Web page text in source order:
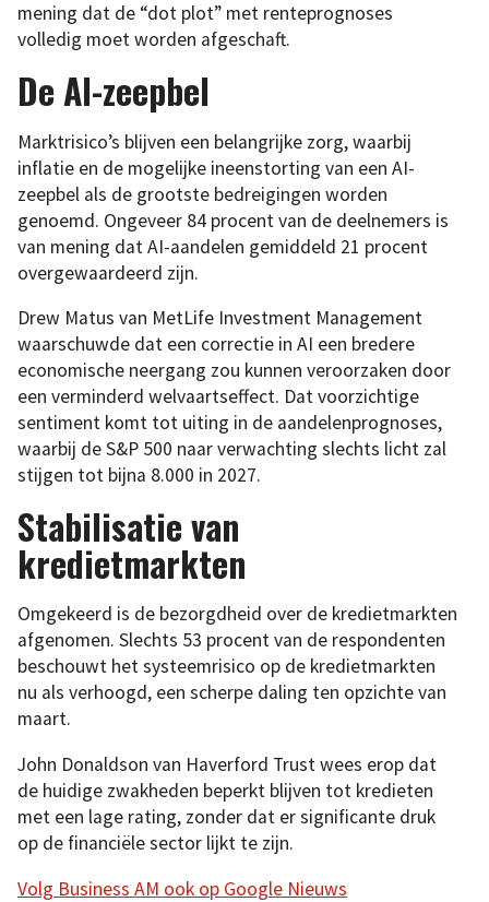
mening dat de “dot plot” met renteprognoses
volledig moet worden afgeschaft.
De AI-zeepbel
Marktrisico’s blijven een belangrijke zorg, waarbij
inflatie en de mogelijke ineenstorting van een AI-
zeepbel als de grootste bedreigingen worden
genoemd. Ongeveer 84 procent van de deelnemers is
van mening dat AI-aandelen gemiddeld 21 procent
overgewaardeerd zijn.
Drew Matus van MetLife Investment Management
waarschuwde dat een correctie in AI een bredere
economische neergang zou kunnen veroorzaken door
een verminderd welvaartseffect. Dat voorzichtige
sentiment komt tot uiting in de aandelenprognoses,
waarbij de S&P 500 naar verwachting slechts licht zal
stijgen tot bijna 8.000 in 2027.
Stabilisatie van
kredietmarkten
Omgekeerd is de bezorgdheid over de kredietmarkten
afgenomen. Slechts 53 procent van de respondenten
beschouwt het systeemrisico op de kredietmarkten
nu als verhoogd, een scherpe daling ten opzichte van
maart.
John Donaldson van Haverford Trust wees erop dat
de huidige zwakheden beperkt blijven tot kredieten
met een lage rating, zonder dat er significante druk
op de financiële sector lijkt te zijn.
Volg Business AM ook op Google Nieuws